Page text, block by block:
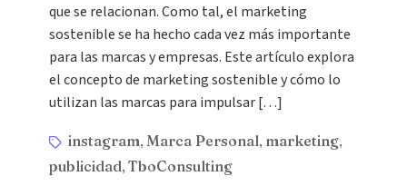
que se relacionan. Como tal, el marketing
sostenible se ha hecho cada vez más importante
para las marcas y empresas. Este artículo explora
el concepto de marketing sostenible y cómo lo
utilizan las marcas para impulsar […]
instagram,Marca Personal, marketing,
publicidad,TboConsulting